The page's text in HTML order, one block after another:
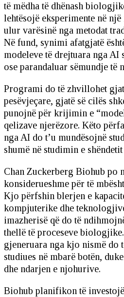
të mëdha të dhënash
lehtësojë eksperimente në
ulur varësinë nga metodat
Në fund, synimi afatgjatë
modeleve të drejtuara nga AI
ose parandaluar sëmundje të
Programi do të zhvillohet
pesëvjeçare, gjatë së cilës
punojnë për krijimin e
qelizave njerëzore. Këto
nga AI do t’u mundësojnë
shumë në studimin e
Chan Zuckerberg Biohub po
konsiderueshme për të
Kjo përfshin blerjen e
kompjuterike dhe
imazherisë që do të
thellë të proceseve
gjeneruara nga kjo nismë do
studiues në mbarë botën,
dhe ndarjen e njohurive.
Biohub planifikon të